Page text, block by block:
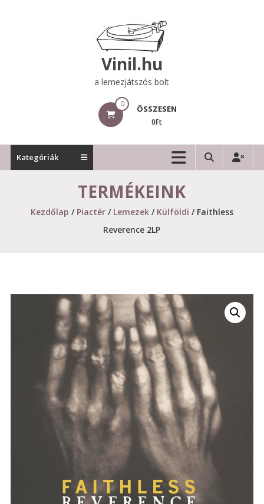
Vinil.hu
a lemezjátszós bolt
0 ÖSSZESEN
0Ft
Kategóriák
TERMÉKEINK
Kezdőlap / Piactér/ Lemezek/ Külföldi / Faithless
Reverence 2LP